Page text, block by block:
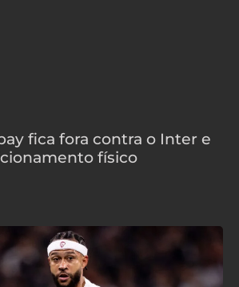
fica fora contra o Inter e
físico